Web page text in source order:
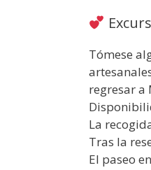
Tómese
regresar a
La
Tras la
El paseo